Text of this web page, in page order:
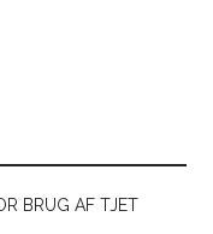
BRUG AF TJET